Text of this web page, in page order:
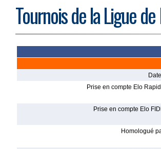
Tournois de la Ligue de
Prise en compte Elo
Prise en compte Elo
Homologué